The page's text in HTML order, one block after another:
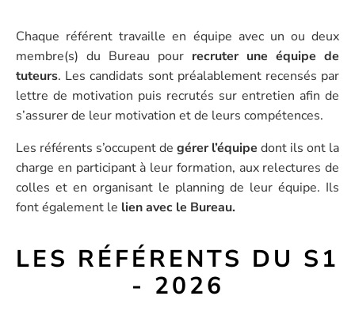
Chaque référent travaille en équipe avec un ou deux
membre(s) du Bureau pour recruter une équipe de
tuteurs. Les candidats sont préalablement recensés par
lettre de motivation puis recrutés sur entretien afin de
s’assurer de leur motivation et de leurs compétences.
Les référents s’occupent de gérer l’équipe dont ils ont la
charge en participant à leur formation, aux relectures de
colles et en organisant le planning de leur équipe. Ils
font également le lien avec le Bureau.
LES RÉFÉRENTS DU S1
- 2026